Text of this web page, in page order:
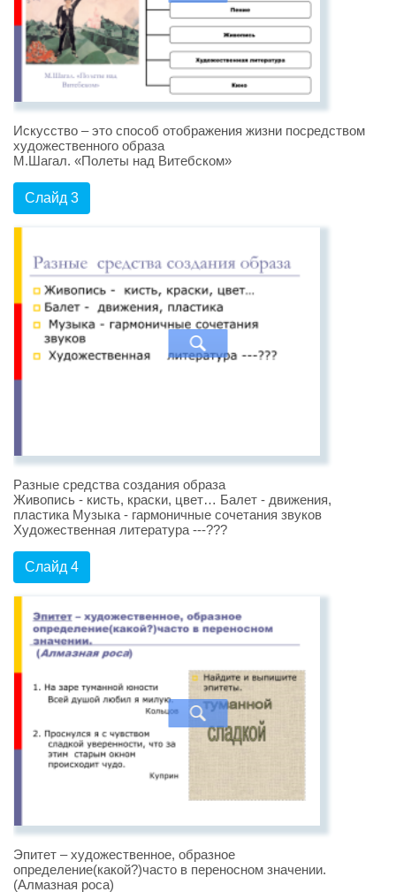
Искусство – это способ отображения жизни посредством
художественного образа
М.Шагал. «Полеты над Витебском»
Слайд 3
Разные средства создания образа
Живопись - кисть, краски, цвет… Балет - движения,
пластика Музыка - гармоничные сочетания звуков
Художественная литература ---???
Слайд 4
Эпитет – художественное, образное
определение(какой?)часто в переносном значении.
(Алмазная роса)